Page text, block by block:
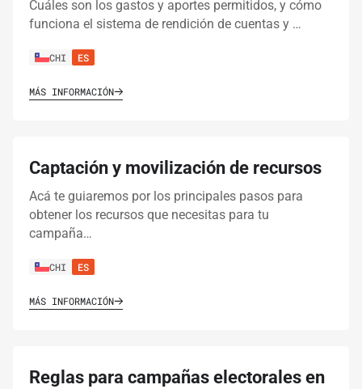
Cuáles son los gastos y aportes permitidos, y cómo
funciona el sistema de rendición de cuentas y …
CHI ES
MÁS INFORMACIÓN
Captación y movilización de recursos
Acá te guiaremos por los principales pasos para
obtener los recursos que necesitas para tu
campaña…
CHI ES
MÁS INFORMACIÓN
Reglas para campañas electorales en